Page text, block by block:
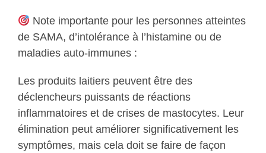
Note importante pour les personnes atteintes
de SAMA, d’intolérance à l’histamine ou de
maladies auto-immunes :
Les produits laitiers peuvent être des
déclencheurs puissants de réactions
inflammatoires et de crises de mastocytes. Leur
élimination peut améliorer significativement les
symptômes, mais cela doit se faire de façon